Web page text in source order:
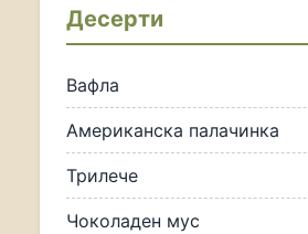
Десерти
Вафла
Американска палачинка
Трилече
Чоколаден мус